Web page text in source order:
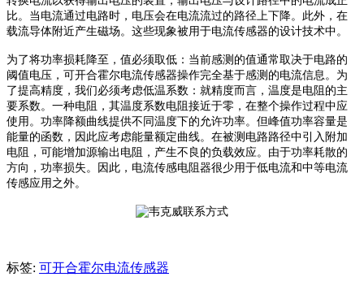
比。当电流通过电路时，电压会在电流流过的路径上下降。此外，在
载流导体附近产生磁场。这些现象被用于电流传感器的设计技术中。
为了将功率损耗降至，值必须取低：当前感测的值通常取决于电路的
阈值电压，可开合霍尔电流传感器操作完全基于感测的电流信息。 为
了提高精度，我们必须考虑低温系数： 就精度而言，温度是电阻的主
要系数。一种电阻，其温度系数电阻接近于零，在整个操作过程中应
使用。功率降额曲线提供不同温度下的允许功率。但峰值功率容量是
能量的函数，因此应考虑能量额定曲线。 在被测电路路径中引入附加
电阻，可能增加源输出电阻，产生不良的负载效应。由于功率耗散的
方向，功率损失。因此，电流传感电阻器很少用于低电流和中等电流
传感应用之外。
标签: 可开合霍尔电流传感器